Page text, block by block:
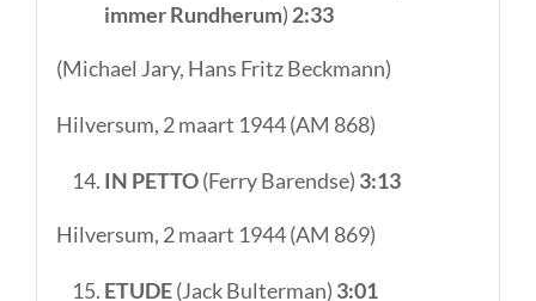
immer Rundherum) 2:33
(Michael Jary, Hans Fritz Beckmann)
Hilversum, 2 maart 1944 (AM 868)
IN PETTO(Ferry Barendse) 3:13
Hilversum, 2 maart 1944 (AM 869)
ETUDE(Jack Bulterman) 3:01